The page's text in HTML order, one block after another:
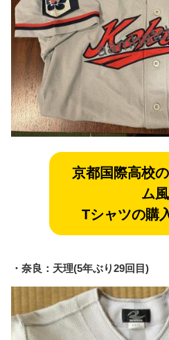
京都国際高校
ム風
Tシャツの購
・奈良：天理(5年ぶり29回目)